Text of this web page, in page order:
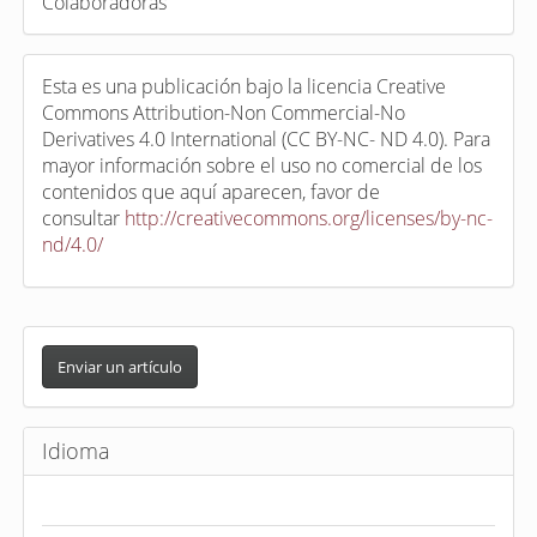
Esta es una publicación bajo la licencia Creative
Commons Attribution-Non Commercial-No
Derivatives 4.0 International (CC BY-NC- ND 4.0). Para
mayor información sobre el uso no comercial de los
contenidos que aquí aparecen, favor de
consultar http://creativecommons.org/licenses/by-nc-
nd/4.0/
E
v
i
a
Enviar un artículo
Idioma